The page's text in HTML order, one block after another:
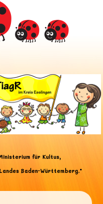
für Kultus,
Baden-Württemberg."